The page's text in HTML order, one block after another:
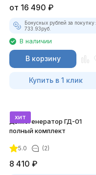
от 16 490 ₽
Бонусных рублей за покупку:
733.93руб.
В наличии
В корзину
Купить в 1 клик
хит
Дымогенератор ГД-01
полный комплект
5.0 (2)
8 410 ₽